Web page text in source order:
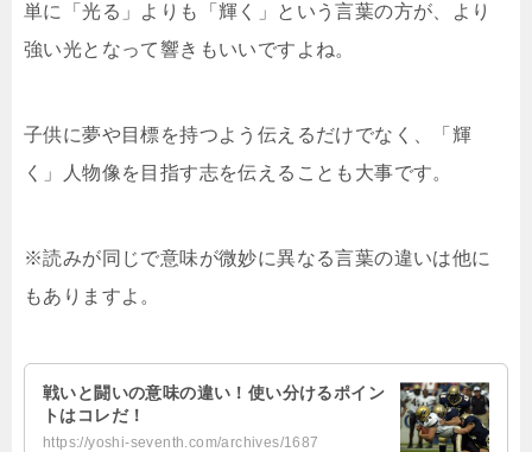
単に「光る」よりも「輝く」という言葉の方が、より
強い光となって響きもいいですよね。
子供に夢や目標を持つよう伝えるだけでなく、「輝
く」人物像を目指す志を伝えることも大事です。
※読みが同じで意味が微妙に異なる言葉の違いは他に
もありますよ。
戦いと闘いの意味の違い！使い分けるポイン
トはコレだ！
https://yoshi-seventh.com/archives/1687